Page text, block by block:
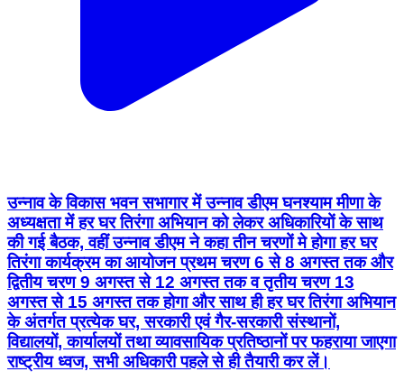
उन्नाव के विकास भवन सभागार में उन्नाव डीएम घनश्याम मीणा के
अध्यक्षता में हर घर तिरंगा अभियान को लेकर अधिकारियों के साथ
की गई बैठक, वहीं उन्नाव डीएम ने कहा तीन चरणों मे होगा हर घर
तिरंगा कार्यक्रम का आयोजन प्रथम चरण 6 से 8 अगस्त तक और
द्वितीय चरण 9 अगस्त से 12 अगस्त तक व तृतीय चरण 13
अगस्त से 15 अगस्त तक होगा और साथ ही हर घर तिरंगा अभियान
के अंतर्गत प्रत्येक घर, सरकारी एवं गैर-सरकारी संस्थानों,
विद्यालयों, कार्यालयों तथा व्यावसायिक प्रतिष्ठानों पर फहराया जाएगा
राष्ट्रीय ध्वज, सभी अधिकारी पहले से ही तैयारी कर लें।